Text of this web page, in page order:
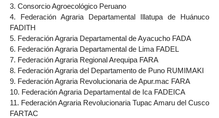
3. Consorcio Agroecológico Peruano
4. Federación Agraria Departamental Illatupa de Huánuco
FADITH
5. Federación Agraria Departamental de Ayacucho FADA
6. Federación Agraria Departamental de Lima FADEL
7. Federación Agraria Regional Arequipa FARA
8. Federación Agraria del Departamento de Puno RUMIMAKI
9. Federación Agraria Revolucionaria de Apur.mac FARA
10. Federación Agraria Departamental de Ica FADEICA
11. Federación Agraria Revolucionaria Tupac Amaru del Cusco
FARTAC